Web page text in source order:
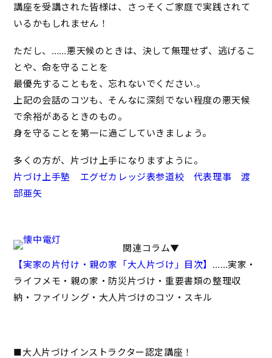
講座を受講された皆様は、さっそくご家庭で実践されて
いるかもしれません！
ただし、……悪天候のときは、決して無理せず、逃げるこ
とや、命を守ることを
最優先することもを、忘れないでください.。
上記の会話のコツも、そんなに深刻でない程度の悪天候
で余裕があるときのもの。
身を守ることを第一に過ごしていきましょう。
多くの方が、片づけ上手になりますように。
片づけ上手塾 エグゼカレッジ表参道校
代表理事 渡
部亜矢
関連コラム▼
【実家の片付け・親の家「大人片づけ」目次】 ……実家・
ライフメモ・親の家・防災片づけ・重要書類の整理収
納・ファイリング・大人片づけのコツ・スキル
■大人片づけインストラクター認定講座！